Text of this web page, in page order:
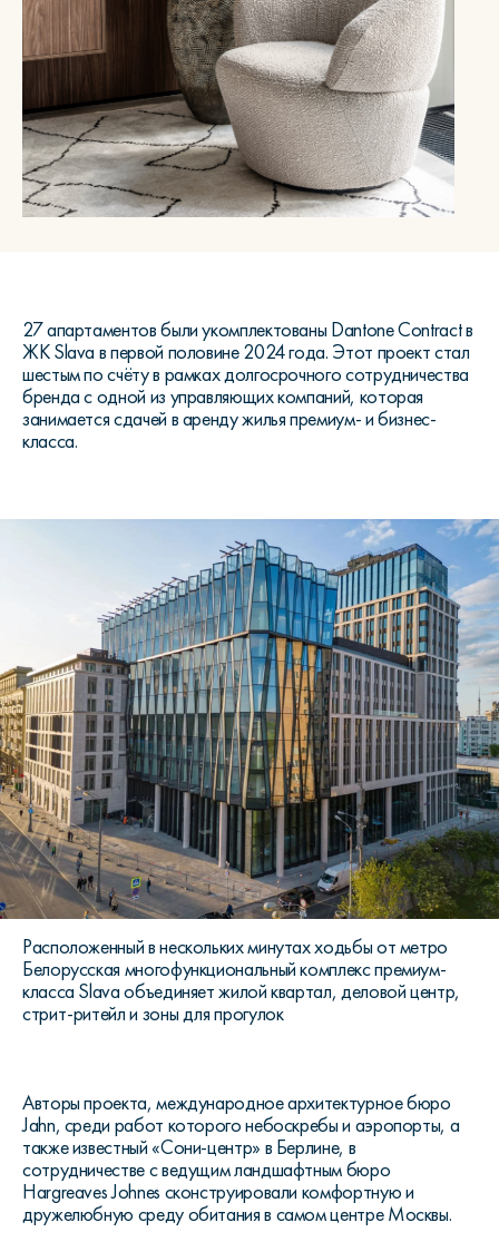
27 апартаментов были укомплектованы Dantone Contract в
ЖК Slava в первой половине 2024 года. Этот проект стал
шестым по счёту в рамках долгосрочного сотрудничества
бренда с одной из управляющих компаний, которая
занимается сдачей в аренду жилья премиум- и бизнес-
класса.
Расположенный в нескольких минутах ходьбы от метро
Белорусская многофункциональный комплекс премиум-
класса Slava объединяет жилой квартал, деловой центр,
стрит-ритейл и зоны для прогулок
Авторы проекта, международное архитектурное бюро
Jahn, среди работ которого небоскребы и аэропорты, а
также известный «Сони-центр» в Берлине, в
сотрудничестве с ведущим ландшафтным бюро
Hargreaves Johnes сконструировали комфортную и
дружелюбную среду обитания в самом центре Москвы.